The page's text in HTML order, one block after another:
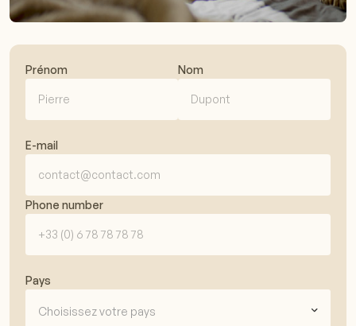
Prénom Nom
E-mail
Phone number
Pays
Choisissez votre pays